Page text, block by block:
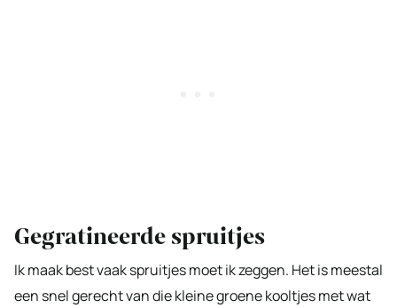
Gegratineerde spruitjes
Ik maak best vaak spruitjes moet ik zeggen. Het is meestal
een snel gerecht van die kleine groene kooltjes met wat